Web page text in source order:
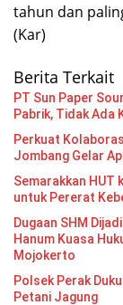
tahun dan
(Kar)
Berita Terkait
PT Sun Paper
Pabrik, Tidak Ada
Perkuat
Jombang Gelar
Semarakkan HUT
untuk Pererat
Dugaan SHM
Hanum Kuasa
Mojokerto
Polsek Perak
Petani Jagung